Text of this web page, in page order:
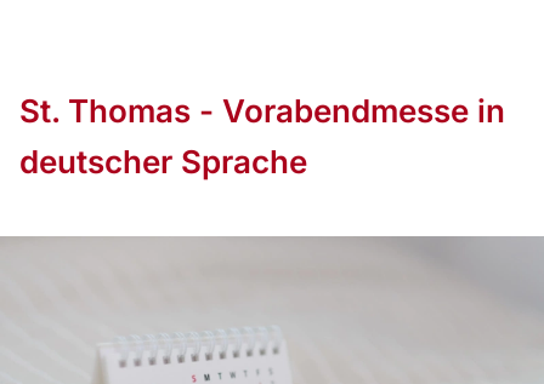
St. Thomas - Vorabendmesse in
deutscher Sprache